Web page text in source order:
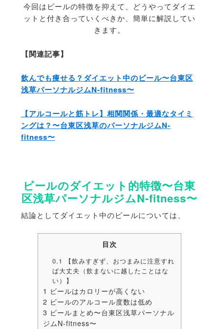
今回はビールの特徴を抑えて、どうやってダイエ
ットと付き合っていくべきか、簡単に解説してい
きます。
【関連記事】
飲んでも痩せる？ダイエット中のビール〜台東区
浅草パーソナルジムN-fitness〜
【アルコールと筋トレ】相関関係・最適なタイミ
ングは？〜台東区浅草のパーソナルジムN-
fitness〜
ビールのダイエット的特徴〜台東
区浅草パーソナルジムN-fitness〜
結論としてダイエット中のビールについては、
目次
0.1
【飲みすぎず、おつまみに注意すれ
ば大丈夫（飲まないに越したことはな
い）】
1 ビールはカロリーが高くない
2 ビールのアルコール度数は低め
3 ビールまとめ〜台東区浅草パーソナル
ジムN-fitness〜